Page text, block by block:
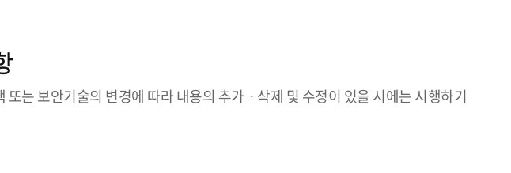
는 보안기술의 변경에 따라 내용의 추가ㆍ삭제 및 수정이 있을 시에는 시행하기